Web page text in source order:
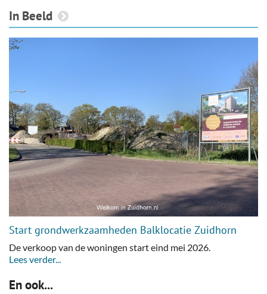
In Beeld
Start grondwerkzaamheden Balklocatie Zuidhorn
De verkoop van de woningen start eind mei 2026.
Lees verder...
En ook...